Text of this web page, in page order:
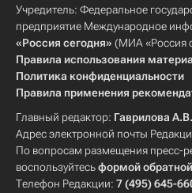
Учредитель: Федеральное
предприятие Международное
«Россия сегодня» (МИА «Россия
Правила использования
Политика конфиденциальности
Правила применения
Главный редактор: Гаврилова А.В.
Адрес электронной почты
По вопросам размещения пресс-
воспользуйтесьформой
Телефон Редакции: 7 (495) 645-